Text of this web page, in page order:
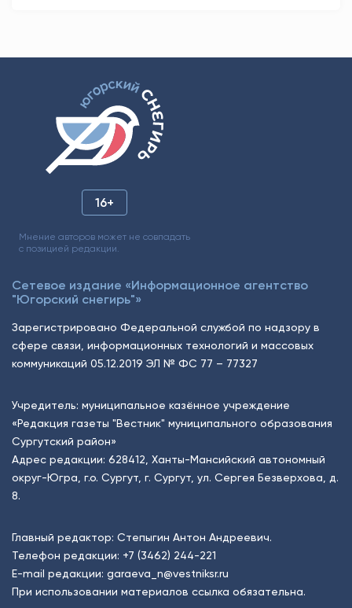
16+
Мнение авторов может не совпадать
с позицией редакции.
Сетевое издание «Информационное агентство
"Югорский снегирь"»
Зарегистрировано Федеральной службой по надзору в
сфере связи, информационных технологий и массовых
коммуникаций 05.12.2019 ЭЛ № ФС 77 – 77327
Учредитель: муниципальное казённое учреждение
«Редакция газеты "Вестник" муниципального образования
Сургутский район»
Адрес редакции: 628412, Ханты-Мансийский автономный
округ-Югра, г.о. Сургут, г. Сургут, ул. Сергея Безверхова, д.
8.
Главный редактор: Степыгин Антон Андреевич.
Телефон редакции: +7 (3462) 244-221
E-mail редакции: garaeva_n@vestniksr.ru
При использовании материалов ссылка обязательна.